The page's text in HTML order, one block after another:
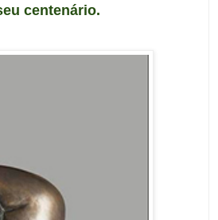
centenário.